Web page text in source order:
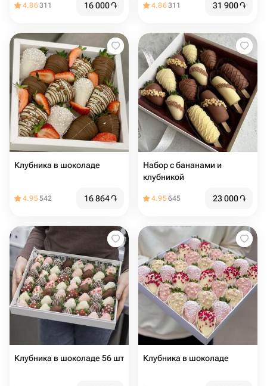
4.86311 16 000֏ 4.86311 31 900֏
Клубника в шоколаде
4.95542 16 864֏
Набор с бананами и
клубникой
4.95645 23 000֏
Клубника в шоколаде 56 шт Клубника в шоколаде